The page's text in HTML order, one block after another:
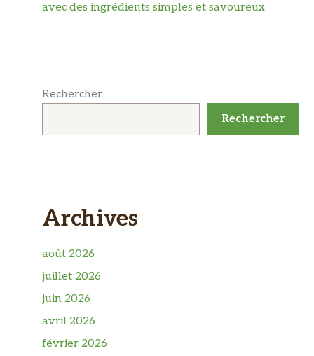
avec des ingrédients simples et savoureux
Rechercher
Rechercher
Archives
août 2026
juillet 2026
juin 2026
avril 2026
février 2026